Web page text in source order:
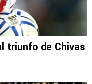
triunfo de Chivas